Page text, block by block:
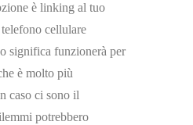
è linking al tuo
cellulare
significa funzionerà per
è molto più
caso ci sono il
potrebbero